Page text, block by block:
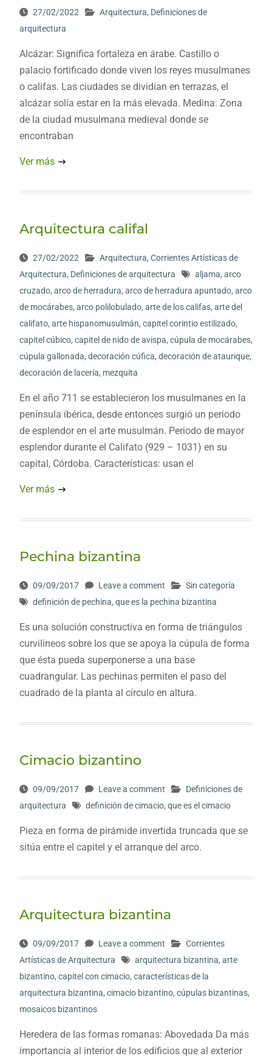
27/02/2022 Arquitectura, Definiciones de
arquitectura
Alcázar: Significa fortaleza en árabe. Castillo o
palacio fortificado donde viven los reyes musulmanes
o califas. Las ciudades se dividían en terrazas, el
alcázar solía estar en la más elevada. Medina: Zona
de la ciudad musulmana medieval donde se
encontraban
Ver más
Arquitectura califal
27/02/2022 Arquitectura, Corrientes Artísticas de
Arquitectura, Definiciones de arquitectura aljama, arco
cruzado, arco de herradura, arco de herradura apuntado, arco
de mocárabes, arco polilobulado, arte de los califas, arte del
califato, arte hispanomusulmán, capitel corintio estilizado,
capitel cúbico, capitel de nido de avispa, cúpula de mocárabes,
cúpula gallonada, decoración cúfica, decoración de ataurique,
decoración de lacería, mezquita
En el año 711 se establecieron los musulmanes en la
península ibérica, desde entonces surgió un periodo
de esplendor en el arte musulmán. Periodo de mayor
esplendor durante el Califato (929 – 1031) en su
capital, Córdoba. Características: usan el
Ver más
Pechina bizantina
09/09/2017 Leave a comment
Sin categoría
definición de pechina, que es la pechina bizantina
Es una solución constructiva en forma de triángulos
curvilíneos sobre los que se apoya la cúpula de forma
que ésta pueda superponerse a una base
cuadrangular. Las pechinas permiten el paso del
cuadrado de la planta al círculo en altura.
Cimacio bizantino
09/09/2017 Leave a comment
Definiciones de
arquitectura
definición de cimacio, que es el cimacio
Pieza en forma de pirámide invertida truncada que se
sitúa entre el capitel y el arranque del arco.
Arquitectura bizantina
09/09/2017 Leave a comment
Corrientes
Artísticas de Arquitectura
arquitectura bizantina, arte
bizantino, capitel con cimacio, características de la
arquitectura bizantina, cimacio bizantino, cúpulas bizantinas,
mosaicos bizantinos
Heredera de las formas romanas: Abovedada Da más
importancia al interior de los edificios que al exterior